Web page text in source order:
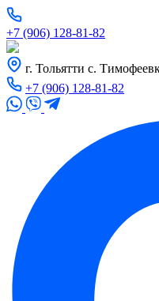
+7 (906) 128-81-82
г. Тольятти с.
+7 (906) 128-81-82